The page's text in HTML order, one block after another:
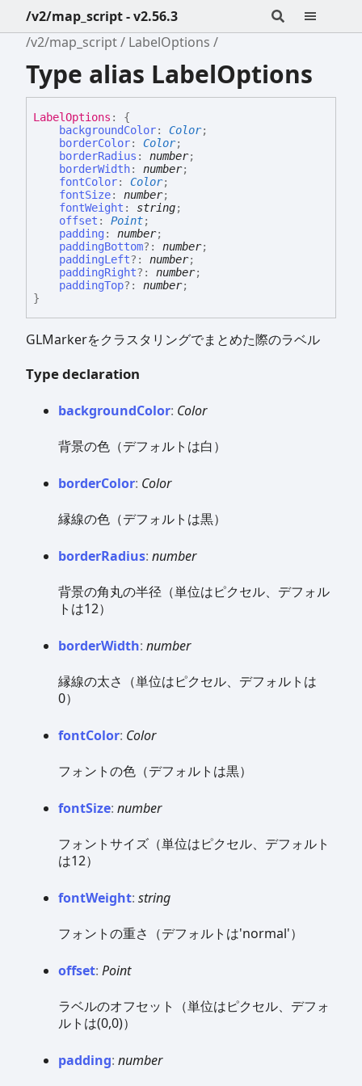
/v2/map_script - v2.56.3
/v2/map_script
LabelOptions
Type alias LabelOptions
LabelOptions :
{
backgroundColor: Color;
borderColor: Color;
borderRadius : number;
borderWidth: number;
fontColor: Color;
fontSize: number;
fontWeight : string;
offset : Point;
padding : number;
paddingBottom?: number;
paddingLeft?: number;
paddingRight?: number;
paddingTop?: number;
}
GLMarkerをクラスタリングでまとめた際のラベル
Type declaration
backgroundColor: Color
背景の色（デフォルトは白）
borderColor: Color
縁線の色（デフォルトは黒）
borderRadius: number
背景の角丸の半径（単位はピクセル、デフォル
トは12）
borderWidth: number
縁線の太さ（単位はピクセル、デフォルトは
0）
fontColor: Color
フォントの色（デフォルトは黒）
fontSize: number
フォントサイズ（単位はピクセル、デフォルト
は12）
fontWeight: string
フォントの重さ（デフォルトは'normal'）
offset: Point
ラベルのオフセット（単位はピクセル、デフォ
ルトは(0,0)）
padding: number